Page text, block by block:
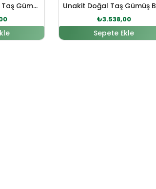
Labradorit Doğal Taş Gümüş Bileklik
₺3.538,00
Sepete Ekle